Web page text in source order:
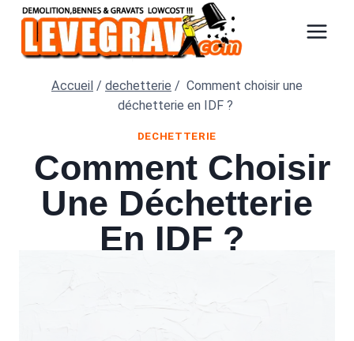
Aller
contenu
Accueil / dechetterie / Comment choisir une
déchetterie en IDF ?
DECHETTERIE
Comment Choisir
Une Déchetterie
En IDF ?